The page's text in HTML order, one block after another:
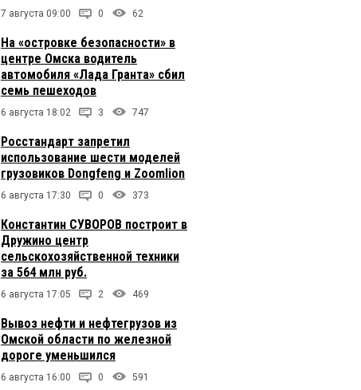
7 августа 09:00 0 62
На «островке безопасности» в
центре Омска водитель
автомобиля «Лада Гранта» сбил
семь пешеходов
6 августа 18:02 3 747
Росстандарт запретил
использование шести моделей
грузовиков Dongfeng и Zoomlion
6 августа 17:30 0 373
Константин СУВОРОВ построит в
Дружино центр
сельскохозяйственной техники
за 564 млн руб.
6 августа 17:05 2 469
Вывоз нефти и нефтегрузов из
Омской области по железной
дороге уменьшился
6 августа 16:00 0 591